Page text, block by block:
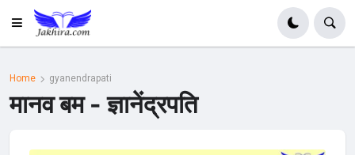
Home gyanendrapati
मानव बम - ज्ञानेंद्रपति